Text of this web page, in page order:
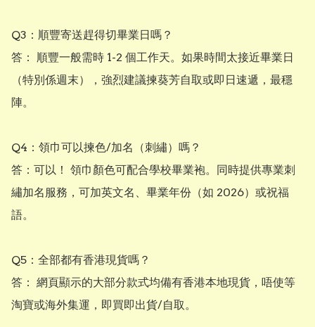
Q3：順豐寄送趕得切畢業日嗎？
答： 順豐一般需時 1-2 個工作天。如果時間太接近畢業日
（特別係週末），強烈建議揀葵芳自取或即日速遞，最穩
陣。
Q4：領巾可以揀色/加名（刺繡）嗎？
答：可以！ 領巾顏色可配合學校畢業袍。同時提供專業刺
繡加名服務，可加英文名、畢業年份（如 2026）或祝福
語。
Q5：全部都有香港現貨嗎？
答： 網頁顯示的大部分款式均備有香港本地現貨，唔使等
淘寶或海外集運，即買即出貨/自取。